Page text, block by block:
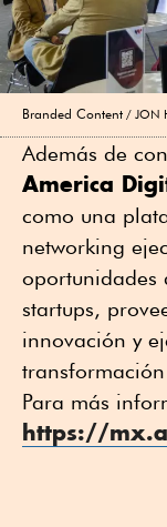
Branded Content JON
Además de
America
como una
networking
oportunidades
startups,
innovación y
Para más
https://